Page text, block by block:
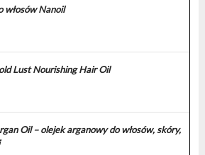
włosów Nanoil
Lust Nourishing Hair Oil
Oil – olejek arganowy do włosów, skóry,